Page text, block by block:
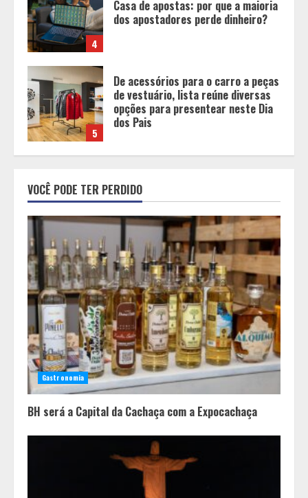
4
Casa de apostas: por que a maioria
dos apostadores perde dinheiro?
5
De acessórios para o carro a peças
de vestuário, lista reúne diversas
opções para presentear neste Dia
dos Pais
1
BH será a Capital da Cachaça com a
Expocachaça
2
Em ato pelo fim do feminicídio,
Cristo Redentor se iluminou na cor
laranja
A ordem dos alimentos importa.
Mas nem sempre da mesma forma
Casa de apostas: por que a maioria
dos apostadores perde dinheiro?
VOCÊ PODE TER PERDIDO
Gastronomia
BH será a Capital da Cachaça com a Expocachaça